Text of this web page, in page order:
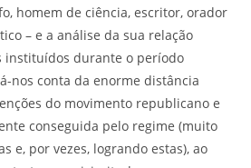
homem de ciência, escritor, orador
– e a análise da sua relação
instituídos durante o período
nos conta da enorme distância
do movimento republicano e
conseguida pelo regime (muito
e, por vezes, logrando estas), ao